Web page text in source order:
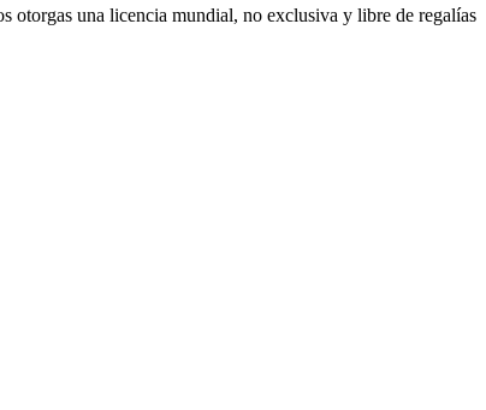
otorgas una licencia mundial, no exclusiva y libre de regalías